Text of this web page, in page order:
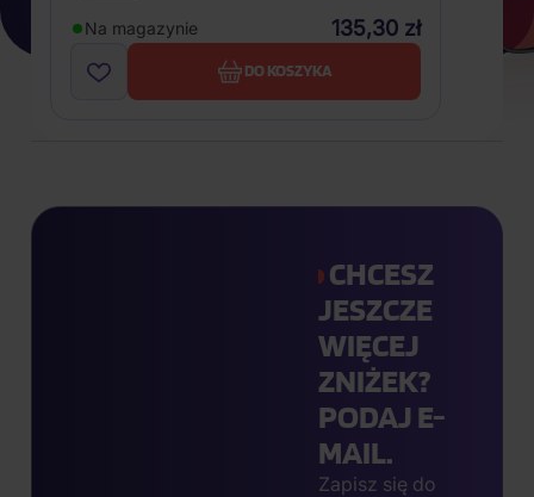
Na magazynie 135,30 zł
DO KOSZYKA
CHCESZ
JESZCZE
WIĘCEJ
ZNIŻEK?
PODAJ E-
MAIL.
Zapisz się do